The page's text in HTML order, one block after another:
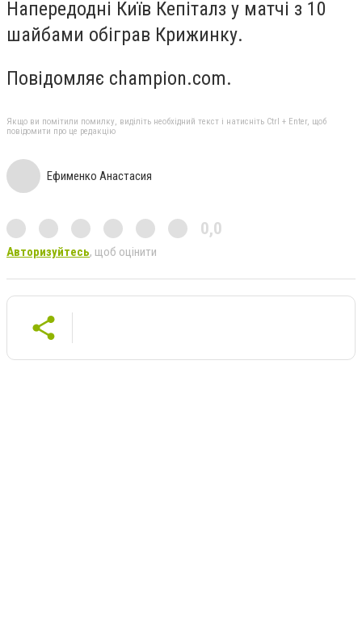
Напередодні Київ Кепіталз у матчі з 10
шайбами обіграв Крижинку.
Повідомляє champion.com.
Якщо ви помітили помилку, виділіть необхідний текст і натисніть Ctrl + Enter, щоб
повідомити про це редакцію
Ефименко Анастасия
0,0
Авторизуйтесь, щоб оцінити